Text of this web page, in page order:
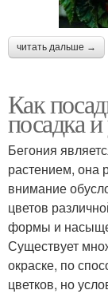
читать дальше →
Как
посадка
Бегония
растением, она
внимание
цветов
формы и
Существует
окраске, по
цветков, но